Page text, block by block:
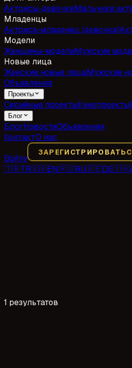
Актрисы-девочкиМальчики
Младенцы
Актриса-младенец (девочка)
Модели
Женщины-моделиМужские
Новые лица
Женские новые лицаМужские
Объявления
Проекты
Серийные проектыКинопроекты
Блог
БлогНовостиОбъявления
КонтактО нас
Войти
🇹🇷TR🇬🇧EN🇷🇺RU🇩🇪DE🇸🇦
1 результатов